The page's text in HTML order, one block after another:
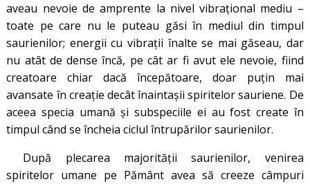
aveau nevoie de amprente la nivel vibrațional mediu –
toate pe care nu le puteau găsi în mediul din timpul
saurienilor; energii cu vibrații înalte se mai găseau, dar
nu atât de dense încă, pe cât ar fi avut ele nevoie, fiind
creatoare chiar dacă începătoare, doar puțin mai
avansate în creație decât înaintașii spiritelor sauriene. De
aceea specia umană și subspeciile ei au fost create în
timpul când se încheia ciclul întrupărilor saurienilor.
După plecarea majorității saurienilor, venirea
spiritelor umane pe Pământ avea să creeze câmpuri